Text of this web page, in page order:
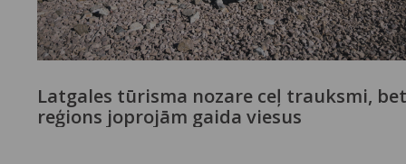
Latgales tūrisma nozare ceļ trauksmi, bet
reģions joprojām gaida viesus